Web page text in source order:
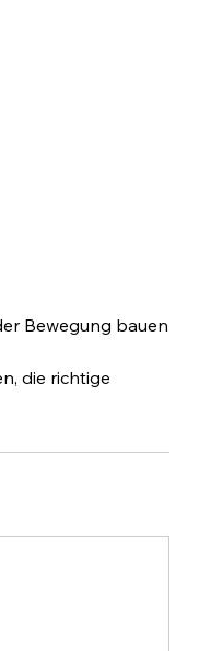
Bewegung bauen
die richtige